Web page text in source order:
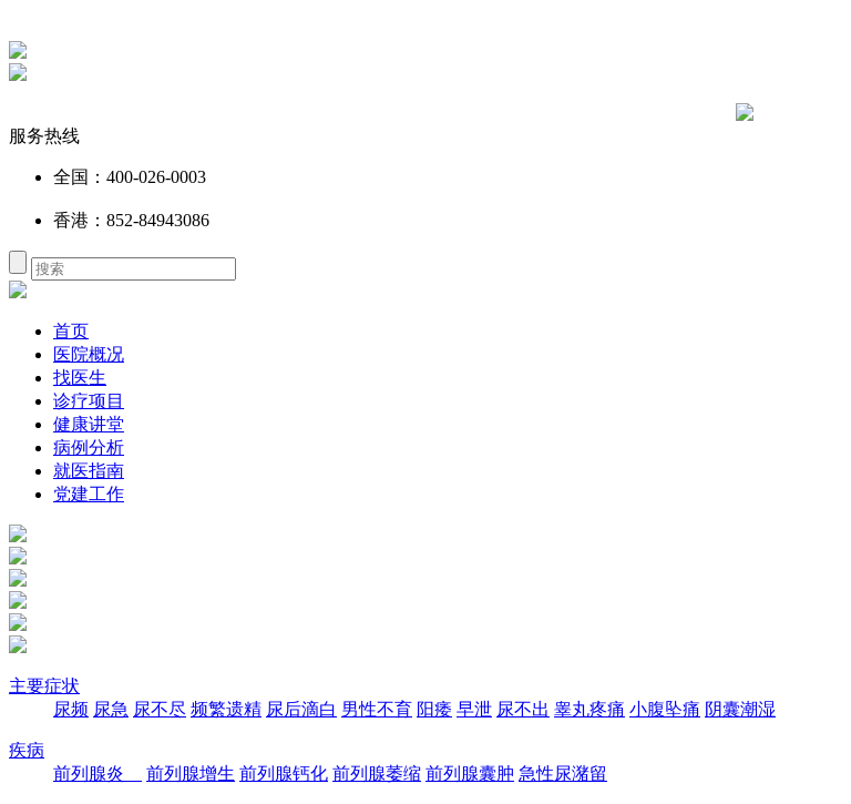
服务热线
全国：400-026-0003
香港：852-84943086
首页
医院概况
找医生
诊疗项目
健康讲堂
病例分析
就医指南
党建工作
主要症状
尿频 尿急 尿不尽 频繁遗精 尿后滴白 男性不育 阳痿 早泄 尿不出 睾丸疼痛 小腹坠痛 阴囊潮湿
疾病
前列腺炎
前列腺增生 前列腺钙化 前列腺萎缩 前列腺囊肿 急性尿潴留